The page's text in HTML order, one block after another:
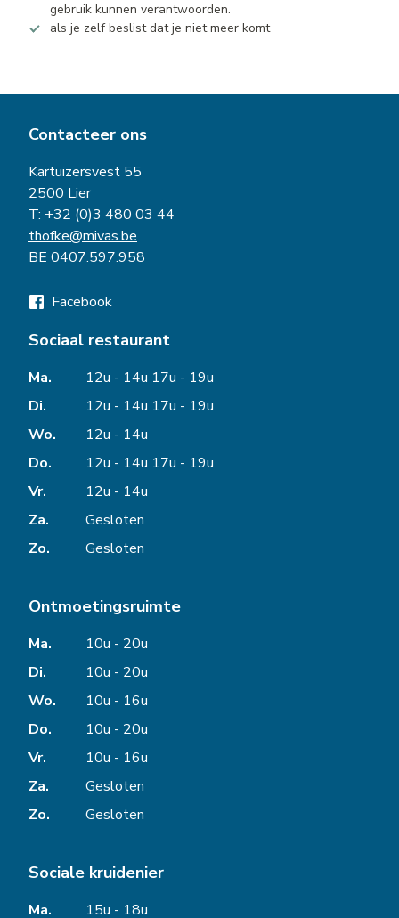
gebruik kunnen verantwoorden.
als je zelf beslist dat je niet meer komt
Contacteer ons
Kartuizersvest 55
2500 Lier
T: +32 (0)3 480 03 44
thofke@mivas.be
BE 0407.597.958
Facebook
Sociaal restaurant
Ma. 12u - 14u 17u - 19u
Di.
12u - 14u 17u - 19u
Wo.
12u - 14u
Do.
12u - 14u 17u - 19u
Vr.
12u - 14u
Za.
Gesloten
Zo.
Gesloten
Ontmoetingsruimte
Ma.
10u - 20u
Di.
10u - 20u
Wo.
10u - 16u
Do.
10u - 20u
Vr.
10u - 16u
Za.
Gesloten
Zo.
Gesloten
Sociale kruidenier
Ma. 15u - 18u